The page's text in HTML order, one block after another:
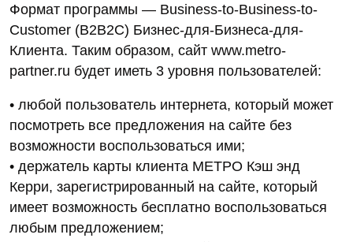
Формат программы — Business-to-Business-to-
Customer (B2B2С) Бизнес-для-Бизнеса-для-
Клиента. Таким образом, сайт www.metro-
partner.ru будет иметь 3 уровня пользователей:
• любой пользователь интернета, который может
посмотреть все предложения на сайте без
возможности воспользоваться ими;
• держатель карты клиента МЕТРО Кэш энд
Керри, зарегистрированный на сайте, который
имеет возможность бесплатно воспользоваться
любым предложением;